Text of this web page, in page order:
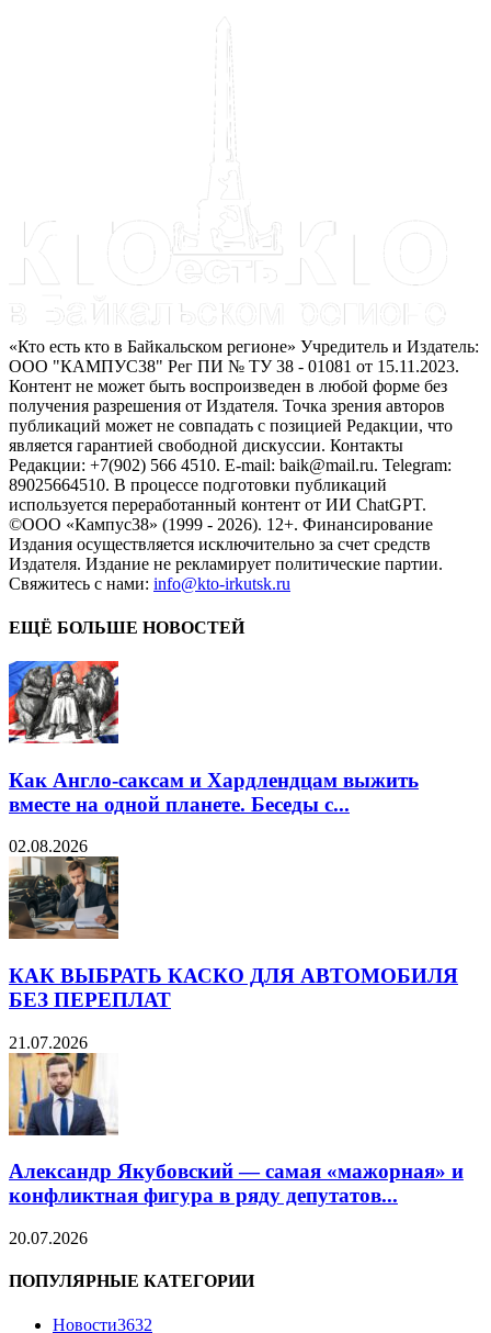
«Кто есть кто в Байкальском регионе» Учредитель и Издатель:
ООО "КАМПУС38" Рег ПИ № ТУ 38 - 01081 от 15.11.2023.
Контент не может быть воспроизведен в любой форме без
получения разрешения от Издателя. Точка зрения авторов
публикаций может не совпадать с позицией Редакции, что
является гарантией свободной дискуссии. Контакты
Редакции: +7(902) 566 4510. E-mail: baik@mail.ru. Telegram:
89025664510. В процессе подготовки публикаций
используется переработанный контент от ИИ ChatGPT.
©ООО «Кампус38» (1999 - 2026). 12+. Финансирование
Издания осуществляется исключительно за счет средств
Издателя. Издание не рекламирует политические партии.
Свяжитесь с нами: info@kto-irkutsk.ru
ЕЩЁ БОЛЬШЕ НОВОСТЕЙ
Как Англо-саксам и Хардлендцам выжить
вместе на одной планете. Беседы с...
02.08.2026
КАК ВЫБРАТЬ КАСКО ДЛЯ АВТОМОБИЛЯ
БЕЗ ПЕРЕПЛАТ
21.07.2026
Александр Якубовский — самая «мажорная» и
конфликтная фигура в ряду депутатов...
20.07.2026
ПОПУЛЯРНЫЕ КАТЕГОРИИ
Новости3632